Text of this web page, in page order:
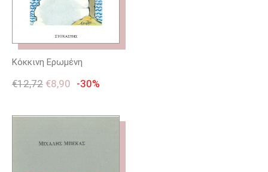
Κόκκινη Ερωμένη
€12,72 €8,90 -30%